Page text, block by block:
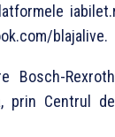
blajalive.
Centrul